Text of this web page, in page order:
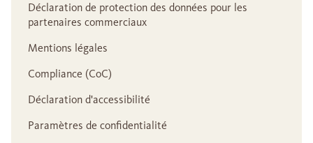
Déclaration de protection des données pour les
partenaires commerciaux
Mentions légales
Compliance (CoC)
Déclaration d'accessibilité
Paramètres de confidentialité